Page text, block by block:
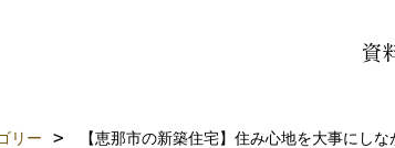
資
リー 【恵那市の新築住宅】住み心地を大事にし